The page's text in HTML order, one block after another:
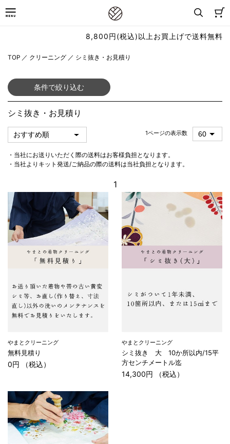
8,800円(税込)以上お買上げで送料無料
TOP ／ クリーニング ／ シミ抜き・お見積り
条件で絞り込む
シミ抜き・お見積り
1ページの表示数
・当社にお送りいただく際の送料はお客様負担となります。
・当社よりキット発送/ご納品の際の送料は当社負担となります。
1
やまとクリーニング
無料見積り
0円 （税込）
やまとクリーニング
シミ抜き 大 10か所以内/15平
方センチメートル迄
14,300円 （税込）